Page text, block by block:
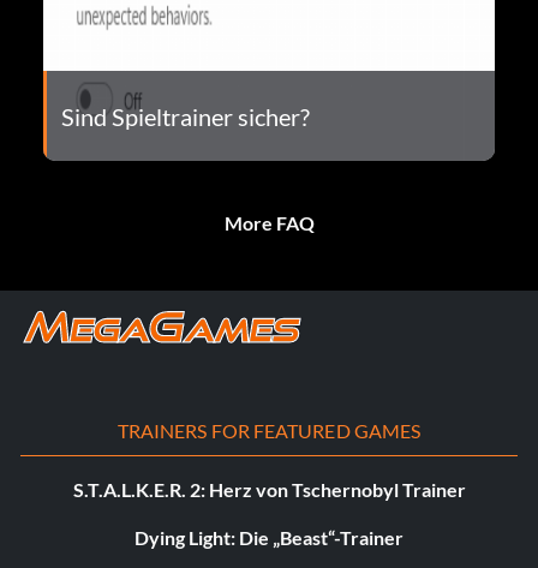
Sind Spieltrainer sicher?
More FAQ
TRAINERS FOR FEATURED GAMES
S.T.A.L.K.E.R. 2: Herz von Tschernobyl Trainer
Dying Light: Die „Beast“-Trainer